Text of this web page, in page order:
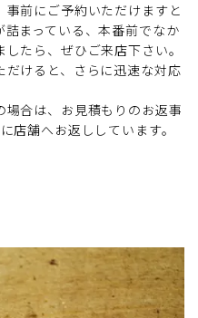
前にご予約いただけますと
まっている、本番前でなか
たら、ぜひご来店下さい。
けると、さらに迅速な対応
合は、お見積もりのお返事
店舗へお返ししています。